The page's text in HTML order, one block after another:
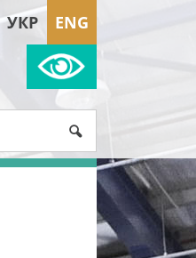
УКР ENG